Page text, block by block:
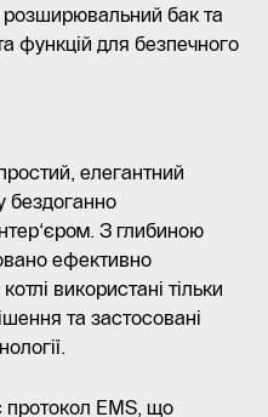
розширювальний бак та
функцій для безпечного
елегантний
бездоганно
З глибиною
ефективно
використані тільки
та застосовані
протокол EMS, що